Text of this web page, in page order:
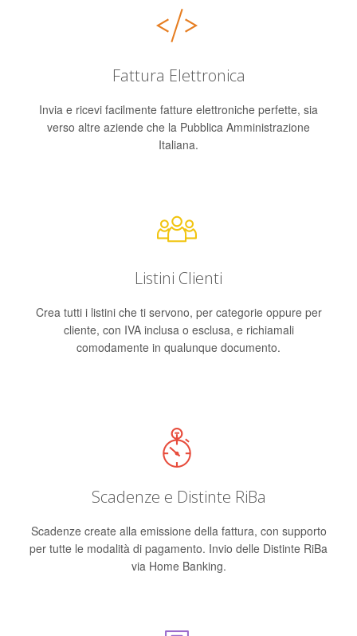
Fattura Elettronica
Invia e ricevi facilmente fatture elettroniche perfette, sia
verso altre aziende che la Pubblica Amministrazione
Italiana.
Listini Clienti
Crea tutti i listini che ti servono, per categorie oppure per
cliente, con IVA inclusa o esclusa, e richiamali
comodamente in qualunque documento.
Scadenze e Distinte RiBa
Scadenze create alla emissione della fattura, con supporto
per tutte le modalità di pagamento. Invio delle Distinte RiBa
via Home Banking.